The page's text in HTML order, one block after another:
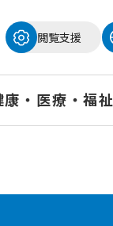
閲覧支援
康・医療・福祉